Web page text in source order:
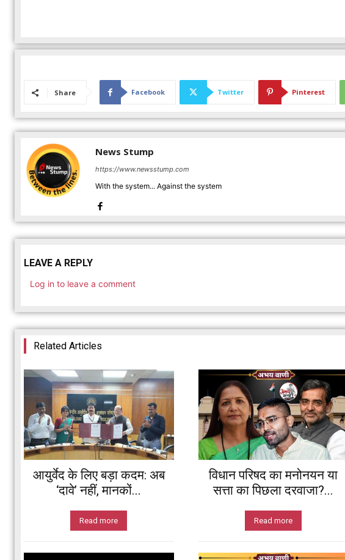
Share Facebook Twitter Pinterest
News Stump
https://www.newsstump.com
With the system... Against the system
LEAVE A REPLY
Log in to leave a comment
Related Articles
आयुर्वेद के लिए बड़ा कदम: अब
‘दावे’ नहीं, मानकों...
Read more
विधान परिषद का मनोनयन या
सत्ता का पिछला दरवाजा?...
Read more